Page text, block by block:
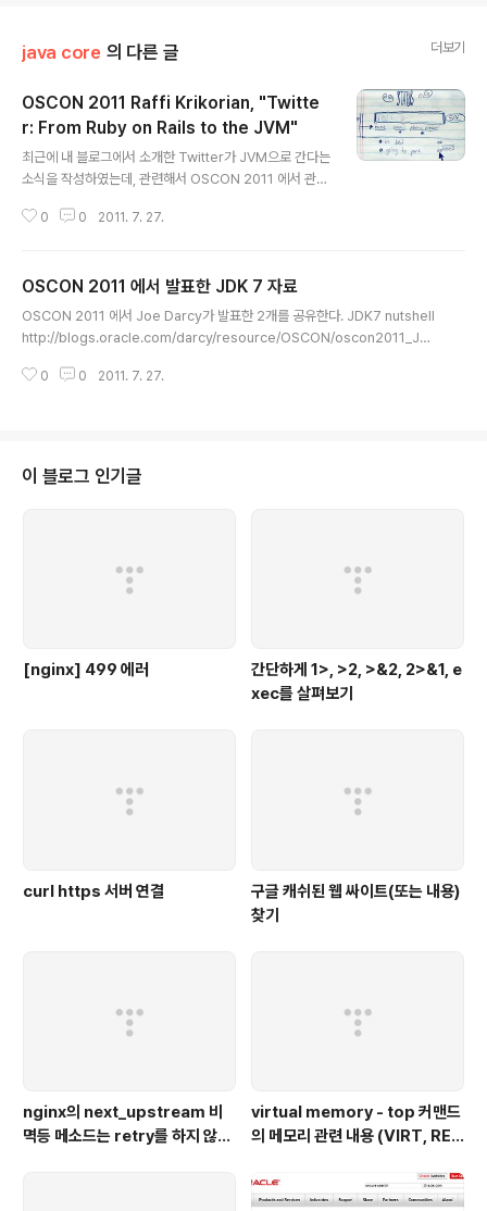
java core 의 다른 글 더보기
OSCON 2011 Raffi Krikorian, "Twitte
r: From Ruby on Rails to the JVM"
최근에 내 블로그에서 소개한 Twitter가 JVM으로 간다는
소식을 작성하였는데, 관련해서 OSCON 2011 에서 관련
Krikorian, "Twitter: From Ruby on Rails to the JV
름을 Gosai Kiji(꿩?)으로 결정했다. 서버 부하를 잘 처리
하고, 여러 언어(특별히 Scala, java)에 대한 유연성이 있
어야 했다. GC, runtime gc, deploy 이슈를 해결하기
들었다. http://t..
0 0 2011. 7. 27.
OSCON 2011 에서 발표한 JDK 7 자료
OSCON 2011 에서 Joe Darcy가 발표한 2개를 공유한다. JDK7 nutshell
http://blogs.oracle.com/darcy/resource/OSCON/oscon2011_JDK
H5po&feature=player_embedded 내용 : jdk 7 기본 소개, project co
방향
0 0 2011. 7. 27.
이 블로그 인기글
[nginx] 499 에러
간단하게 1>, >2, >&2, 2>&1, e
xec를 살펴보기
curl https 서버 연결
구글 캐쉬된 웹 싸이트(또는 내용)
찾기
nginx의 next_upstream 비
멱등 메소드는 retry를 하지 않는
virtual memory - top 커맨드
의 메모리 관련 내용 (VIRT, RE